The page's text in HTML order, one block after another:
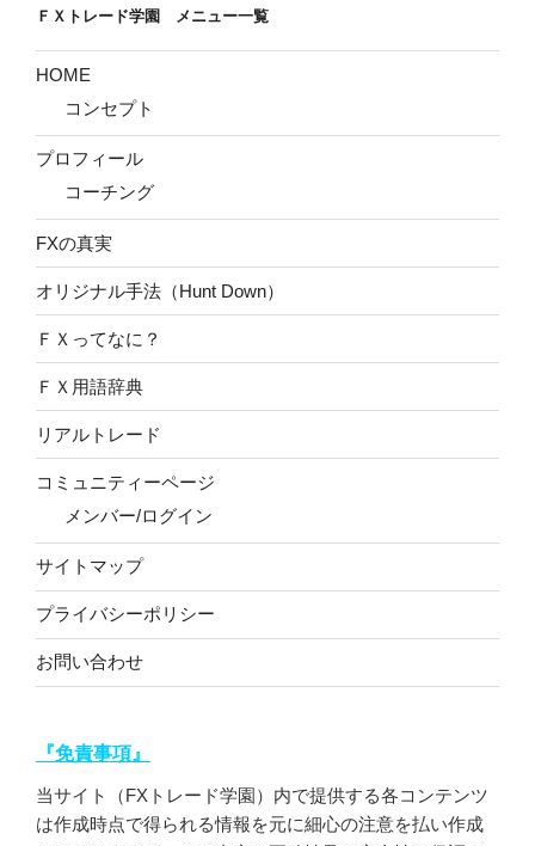
は”
ＦＸトレード学園 メニュー一覧
HOME
コンセプト
プロフィール
コーチング
FXの真実
オリジナル手法（Hunt Down）
ＦＸってなに？
ＦＸ用語辞典
リアルトレード
コミュニティーページ
メンバー/ログイン
サイトマップ
プライバシーポリシー
お問い合わせ
『免責事項』
当サイト（FXトレード学園）内で提供する各コンテンツ
は作成時点で得られる情報を元に細心の注意を払い作成